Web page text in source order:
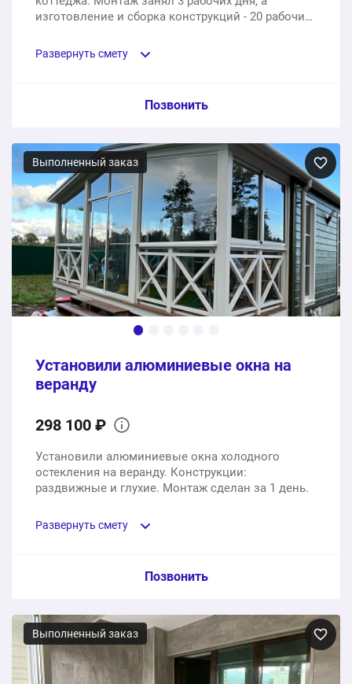
изготовление и сборка конструкций - 20 рабочих
Развернуть смету
Пункт сметы / Ед. изм. / Цена
Деревянные окна из дуба
17 шт. 1275000 ₽
Монтаж
1 шт. 0 ₽
Общая стоимость: 1275000 ₽
Позвонить
Выполненный заказ
Установили алюминиевые окна на
веранду
298 100 ₽
Установили алюминиевые окна холодного
остекления на веранду. Конструкции:
раздвижные и глухие. Монтаж сделан за 1 день.
Развернуть смету
Пункт сметы / Ед. изм. / Цена
Алюминиевые окна на веранду
1 шт. 298100 ₽
Позвонить
Выполненный заказ